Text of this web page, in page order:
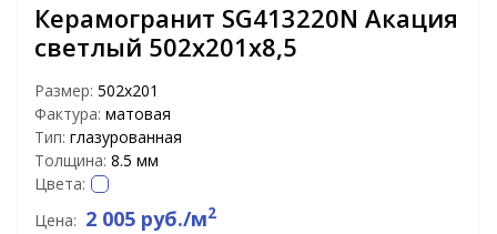
Керамогранит SG413220N Акация
светлый 502х201х8,5
Размер: 502x201
Фактура: матовая
Тип: глазурованная
Толщина: 8.5 мм
Цвета:
Цена: 2 005 руб./м2